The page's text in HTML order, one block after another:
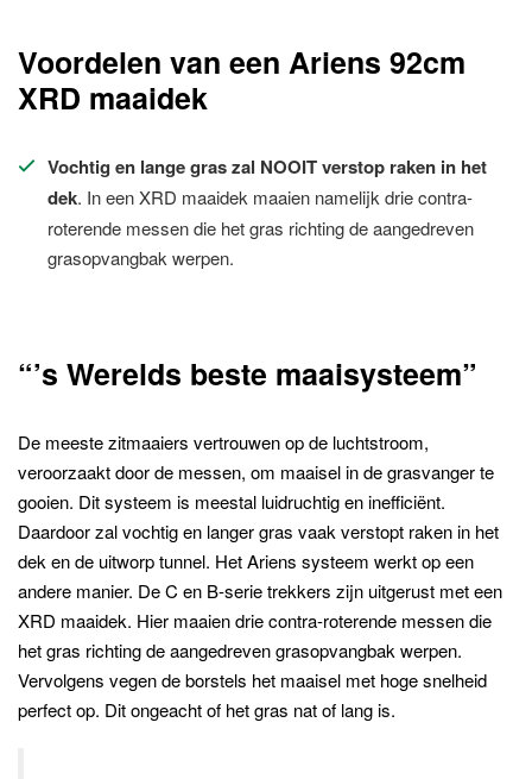
Voordelen van een Ariens 92cm
XRD maaidek
Vochtig en lange gras zal NOOIT verstop raken in het
dek. In een XRD maaidek maaien namelijk drie contra-
roterende messen die het gras richting de aangedreven
grasopvangbak werpen.
“’s Werelds beste maaisysteem”
De meeste zitmaaiers vertrouwen op de luchtstroom,
veroorzaakt door de messen, om maaisel in de grasvanger te
gooien. Dit systeem is meestal luidruchtig en inefficiënt.
Daardoor zal vochtig en langer gras vaak verstopt raken in het
dek en de uitworp tunnel. Het Ariens systeem werkt op een
andere manier. De C en B-serie trekkers zijn uitgerust met een
XRD maaidek. Hier maaien drie contra-roterende messen die
het gras richting de aangedreven grasopvangbak werpen.
Vervolgens vegen de borstels het maaisel met hoge snelheid
perfect op. Dit ongeacht of het gras nat of lang is.